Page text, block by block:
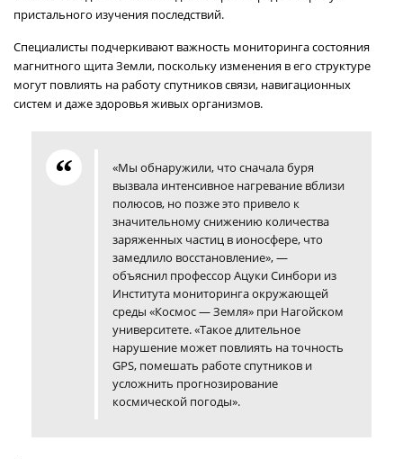
пристального изучения последствий.
Специалисты подчеркивают важность мониторинга состояния
магнитного щита Земли, поскольку изменения в его структуре
могут повлиять на работу спутников связи, навигационных
систем и даже здоровья живых организмов.
«Мы обнаружили, что сначала буря
вызвала интенсивное нагревание вблизи
полюсов, но позже это привело к
значительному снижению количества
заряженных частиц в ионосфере, что
замедлило восстановление», —
объяснил профессор Ацуки Синбори из
Института мониторинга окружающей
среды «Космос — Земля» при Нагойском
университете. «Такое длительное
нарушение может повлиять на точность
GPS, помешать работе спутников и
усложнить прогнозирование
космической погоды».